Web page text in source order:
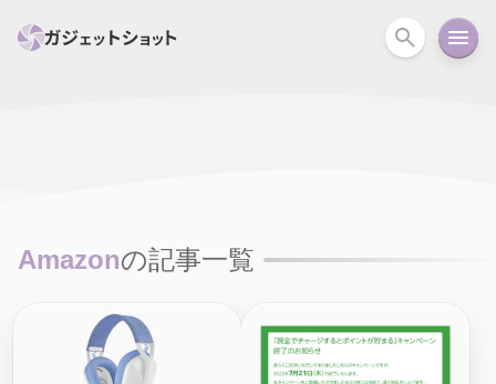
ニュース オーディオ 周辺機器
Amazonの記事一覧